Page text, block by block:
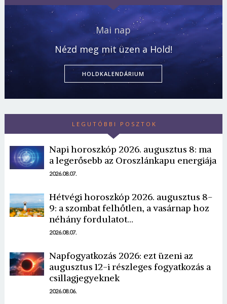
Mai nap
Nézd meg mit üzen a Hold!
HOLDKALENDÁRIUM
LEGUTÓBBI POSZTOK
Napi horoszkóp 2026. augusztus 8: ma
a legerősebb az Oroszlánkapu energiája
2026.08.07.
Hétvégi horoszkóp 2026. augusztus 8-
9: a szombat felhőtlen, a vasárnap hoz
néhány fordulatot…
2026.08.07.
Napfogyatkozás 2026: ezt üzeni az
augusztus 12-i részleges fogyatkozás a
csillagjegyeknek
2026.08.06.
Borsonline bejelentkezés
E-mail cím vagy felhasználónév
Jelszó